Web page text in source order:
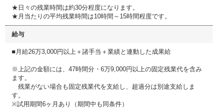
★日々の残業時間は約30分程度になります。
★月当たりの平均残業時間は10時間～15時間程度です。
給与
■月給26万3,000円以上＋諸手当＋業績と連動した成果給
※上記の金額には、47時間分・6万9,000円以上の固定残業代を含み
ます。
残業がない場合も固定残業代を支給し、超過分は別途支給しま
す。
※試用期間6ヶ月あり（期間中も同条件）